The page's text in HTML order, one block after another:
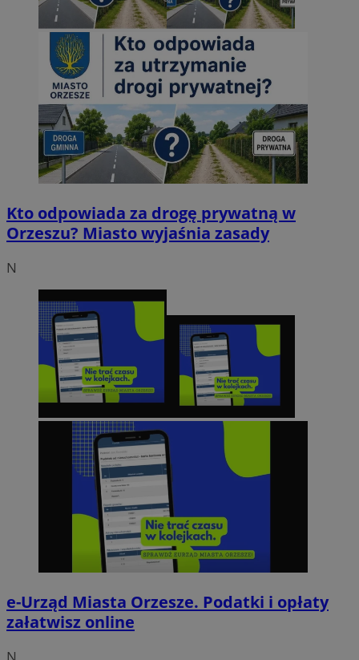
Kto odpowiada za drogę prywatną w
Orzeszu? Miasto wyjaśnia zasady
N
e-Urząd Miasta Orzesze. Podatki i opłaty
załatwisz online